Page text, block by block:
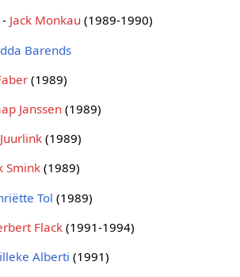
Jack Monkau (1989-1990)
Barends
(1989)
Janssen(1989)
(1989)
Smink(1989)
Tol (1989)
Flack(1991-1994)
Alberti (1991)